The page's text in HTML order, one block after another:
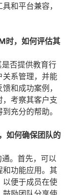
和平台兼容，
时，如何评估其
否提供教育行
关系管理，并能
和成功案例，
考察其客户支
充分的帮助。
如何确保团队的
。首先，可以
和功能应用。其
以便于成员在使